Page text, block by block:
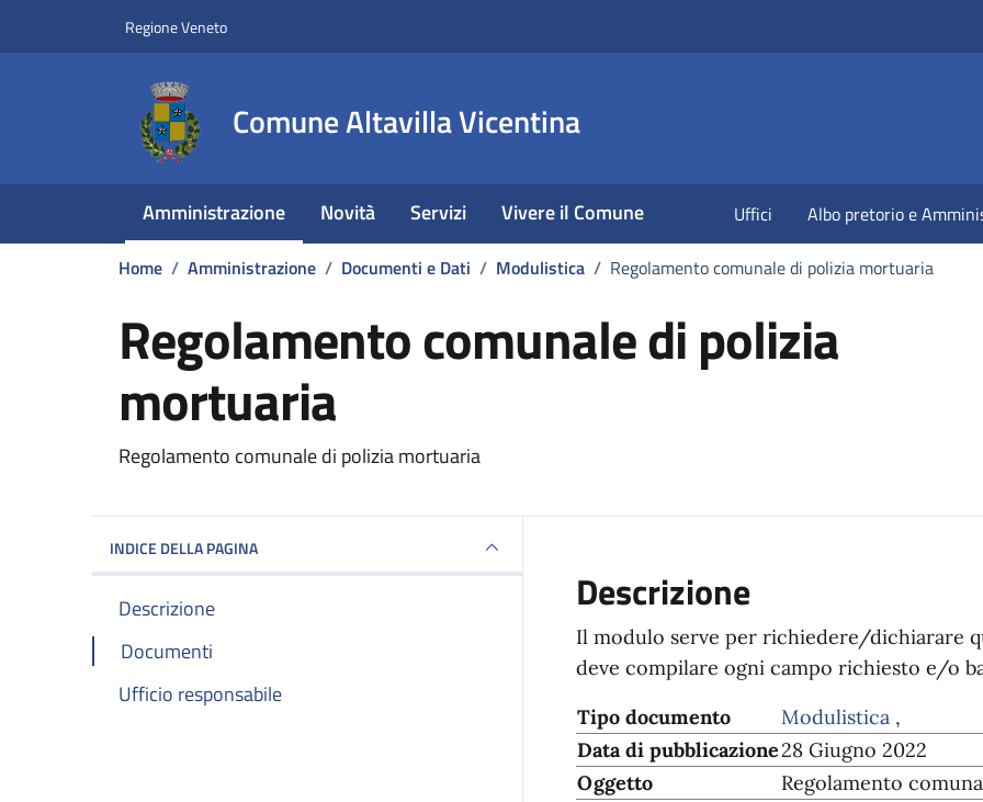
Regione Veneto
Comune Altavilla Vicentina
Amministrazione Novità Servizi Vivere il Comune Uffici Albo pretorio e
Home / Amministrazione / Documenti e Dati / Modulistica / Regolamento comunale di polizia mortuaria
Regolamento comunale di polizia
mortuaria
Dettagli del documento
Regolamento comunale di polizia mortuaria
INDICE DELLA PAGINA
Descrizione
Documenti
Ufficio responsabile
Descrizione
Il modulo serve per richiedere/dichiarare
deve compilare ogni campo richiesto e/o
Tipo documento
Modulistica ,
Data di pubblicazione28 Giugno 2022
Oggetto
Regolamento